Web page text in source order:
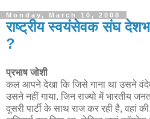
Monday, March 10, 2008
राष्ट्रीय स्वयंसेवक संघ
?
प्रभाष जोशी
कल आपने देखा कि जिसे गाना था उसने
उसने नहीं गाया. जिन राज्यो में भारतीय
दूसरी पार्टी के साथ राज कर रही है, वहां